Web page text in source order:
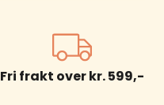
Fri frakt over kr. 599,-